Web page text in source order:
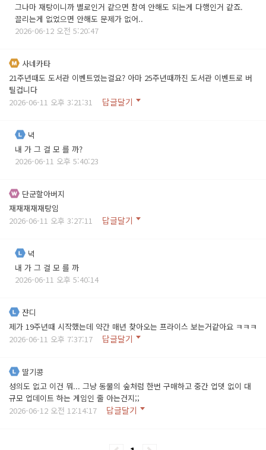
그나마 재탕이니까 별로인거 같으면 참여 안해도 되는게 다행인거 같죠.
끌리는게 없었으면 안해도 문제가 없어..
2026-06-12 오전 5:20:47
사네카타
21주년때도 도서관 이벤트였는걸요? 아마 25주년때까진 도서관 이벤트로 버
틸겁니다
2026-06-11 오후 3:21:31
답글달기
녁
내 가 그 걸 모 를 까?
2026-06-11 오후 5:40:23
단군할아버지
재재재재재탕임
2026-06-11 오후 3:27:11
답글달기
녁
내 가 그 걸 모 를 까
2026-06-11 오후 5:40:14
쟌디
제가 19주년때 시작했는데 약간 매년 찾아오는 프라이스 보는거같아요 ㅋㅋㅋ
2026-06-11 오후 7:37:17
답글달기
딸기콩
성의도 없고 이건 뭐... 그냥 동물의 숲처럼 한번 구매하고 중간 업뎃 없이 대
규모 업데이트 하는 게임인 줄 아는건지;;
2026-06-12 오전 12:14:17
답글달기